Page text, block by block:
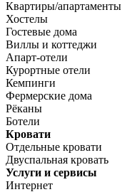
Квартиры/апартаменты
Хостелы
Гостевые дома
Виллы и коттеджи
Апарт-отели
Курортные отели
Кемпинги
Фермерские дома
Рёканы
Ботели
Кровати
Отдельные кровати
Двуспальная кровать
Услуги и сервисы
Интернет